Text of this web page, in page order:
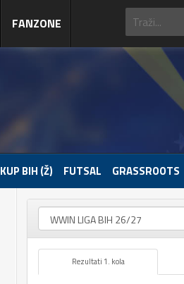
FANZONE
KUP BIH (Ž) FUTSAL GRASSROOTS
Rezultati 1. kola